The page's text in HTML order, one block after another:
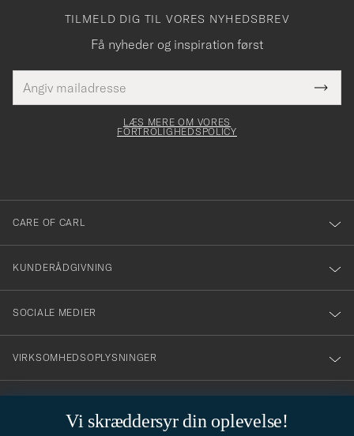
Vi skræddersyr din oplevelse!
TILMELD DIG TIL VORES NYHEDSBREV
Få nyheder og inspiration først
mailadresse
skal
Tack
för
dig
till
vårt
nyhetsbrev!
LÆS MERE OM VORES
FORTROLIGHEDSPOLICY
CARE OF CARL
KUNDERÅDGIVNING
SOCIALE MEDIER
VIRKSOMHEDSOPLYSNINGER